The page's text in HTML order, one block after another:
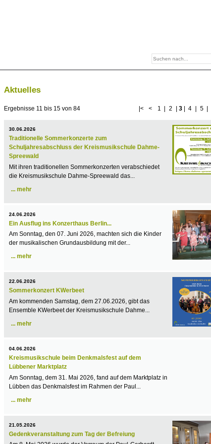
Aktuelles
Ergebnisse 11 bis 15 von 84 |< < 1 | 2 | 3| 4 | 5 |
30.06.2026
Traditionelle Sommerkonzerte zum
Schuljahresabschluss der Kreismusikschule Dahme-
Spreewald
Mit ihren traditionellen Sommerkonzerten verabschiedet
die Kreismusikschule Dahme-Spreewald das...
mehr
24.06.2026
Ein Ausflug ins Konzerthaus Berlin...
Am Sonntag, den 07. Juni 2026, machten sich die Kinder
der musikalischen Grundausbildung mit der...
mehr
22.06.2026
Sommerkonzert KWerbeet
Am kommenden Samstag, dem 27.06.2026, gibt das
Ensemble KWerbeet der Kreismusikschule Dahme...
mehr
04.06.2026
Kreismusikschule beim Denkmalsfest auf dem
Lübbener Marktplatz
Am Sonntag, dem 31. Mai 2026, fand auf dem Marktplatz in
Lübben das Denkmalsfest im Rahmen der Paul...
mehr
21.05.2026
Gedenkveranstaltung zum Tag der Befreiung